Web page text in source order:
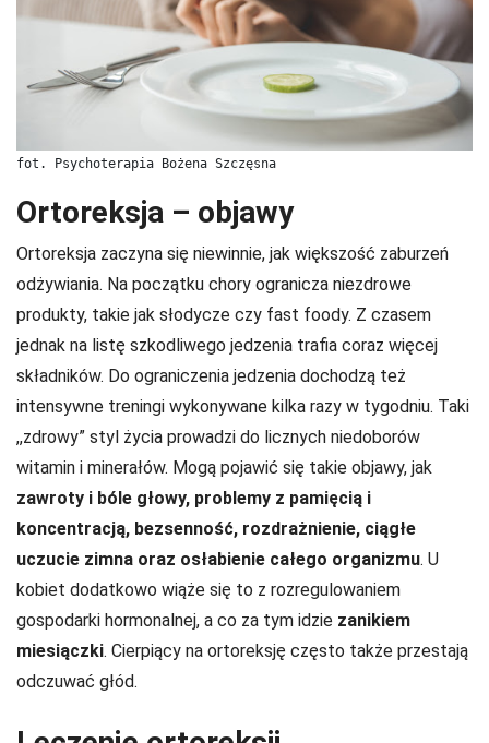
fot. Psychoterapia Bożena Szczęsna
Ortoreksja – objawy
Ortoreksja zaczyna się niewinnie, jak większość zaburzeń
odżywiania. Na początku chory ogranicza niezdrowe
produkty, takie jak słodycze czy fast foody. Z czasem
jednak na listę szkodliwego jedzenia trafia coraz więcej
składników. Do ograniczenia jedzenia dochodzą też
intensywne treningi wykonywane kilka razy w tygodniu. Taki
,,zdrowy” styl życia prowadzi do licznych niedoborów
witamin i minerałów. Mogą pojawić się takie objawy, jak
zawroty i bóle głowy, problemy z pamięcią i
koncentracją, bezsenność, rozdrażnienie, ciągłe
uczucie zimna oraz osłabienie całego organizmu. U
kobiet dodatkowo wiąże się to z rozregulowaniem
gospodarki hormonalnej, a co za tym idzie zanikiem
miesiączki. Cierpiący na ortoreksję często także przestają
odczuwać głód.